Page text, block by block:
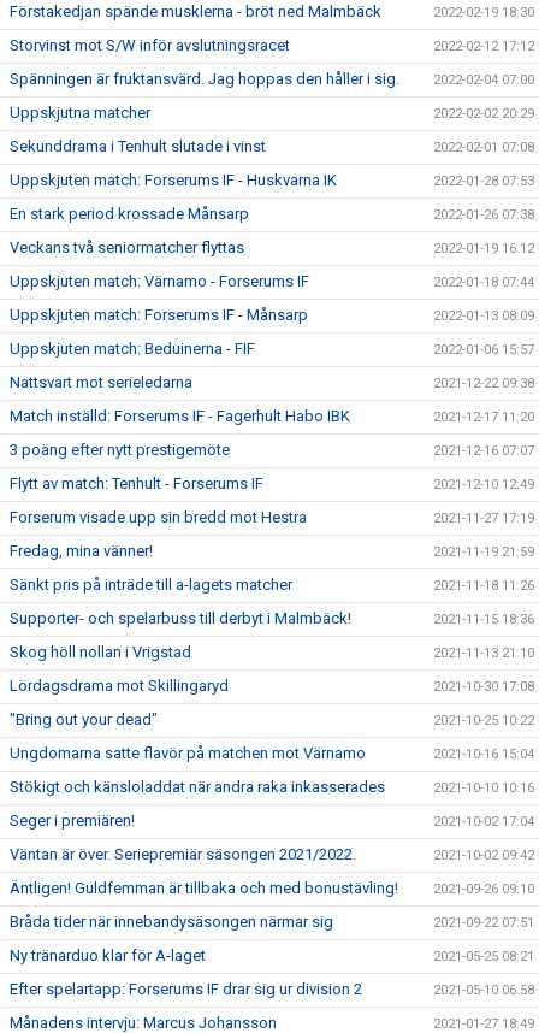
Förstakedjan spände musklerna - bröt ned Malmbäck 2022-02-19 18:30
Storvinst mot S/W inför avslutningsracet 2022-02-12 17:12
Spänningen är fruktansvärd. Jag hoppas den håller i sig. 2022-02-04 07:00
Uppskjutna matcher 2022-02-02 20:29
Sekunddrama i Tenhult slutade i vinst 2022-02-01 07:08
Uppskjuten match: Forserums IF - Huskvarna IK 2022-01-28 07:53
En stark period krossade Månsarp 2022-01-26 07:38
Veckans två seniormatcher flyttas 2022-01-19 16:12
Uppskjuten match: Värnamo - Forserums IF 2022-01-18 07:44
Uppskjuten match: Forserums IF - Månsarp 2022-01-13 08:09
Uppskjuten match: Beduinerna - FIF 2022-01-06 15:57
Nattsvart mot serieledarna 2021-12-22 09:38
Match inställd: Forserums IF - Fagerhult Habo IBK 2021-12-17 11:20
3 poäng efter nytt prestigemöte 2021-12-16 07:07
Flytt av match: Tenhult - Forserums IF 2021-12-10 12:49
Forserum visade upp sin bredd mot Hestra 2021-11-27 17:19
Fredag, mina vänner! 2021-11-19 21:59
Sänkt pris på inträde till a-lagets matcher 2021-11-18 11:26
Supporter- och spelarbuss till derbyt i Malmbäck! 2021-11-15 18:36
Skog höll nollan i Vrigstad 2021-11-13 21:10
Lördagsdrama mot Skillingaryd 2021-10-30 17:08
"Bring out your dead" 2021-10-25 10:22
Ungdomarna satte flavör på matchen mot Värnamo 2021-10-16 15:04
Stökigt och känsloladdat när andra raka inkasserades 2021-10-10 10:16
Seger i premiären! 2021-10-02 17:04
Väntan är över. Seriepremiär säsongen 2021/2022. 2021-10-02 09:42
Äntligen! Guldfemman är tillbaka och med bonustävling! 2021-09-26 09:10
Bråda tider när innebandysäsongen närmar sig 2021-09-22 07:51
Ny tränarduo klar för A-laget 2021-05-25 08:21
Efter spelartapp: Forserums IF drar sig ur division 2 2021-05-10 06:58
Månadens intervju: Marcus Johansson 2021-01-27 18:49